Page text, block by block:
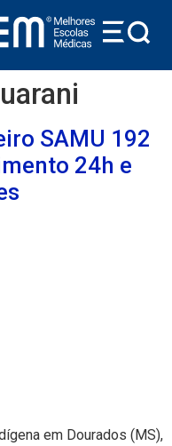
SAMU 192
24h e
em Dourados (MS),